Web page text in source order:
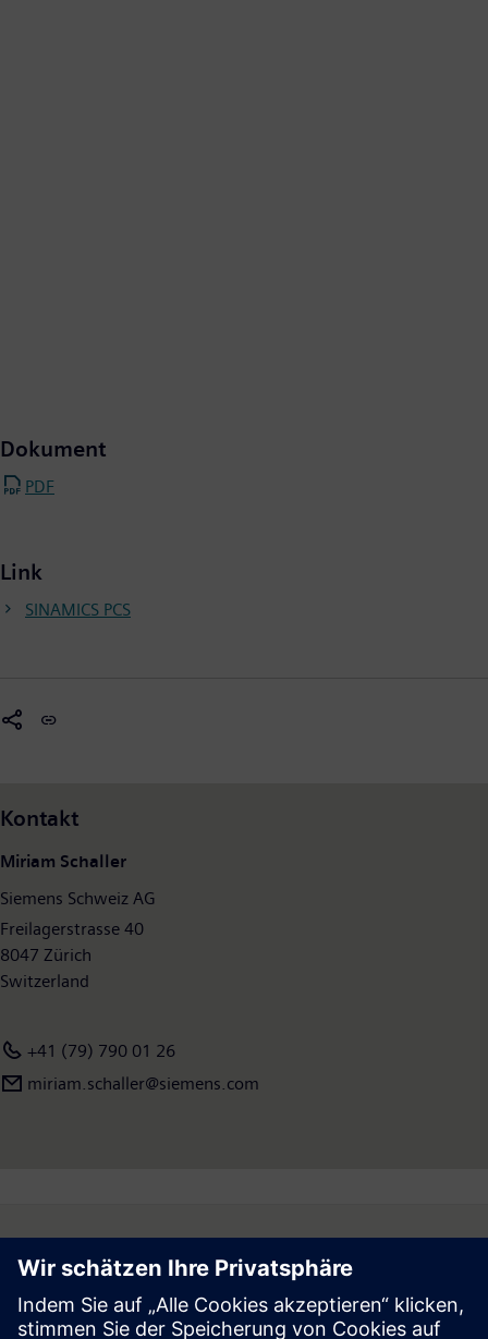
Dokument
PDF
Link
SINAMICS PCS
Kontakt
Miriam Schaller
Siemens Schweiz AG
Freilagerstrasse 40
8047 Zürich
Switzerland
+41 (79) 790 01 26
miriam.schaller@siemens.com
Follow